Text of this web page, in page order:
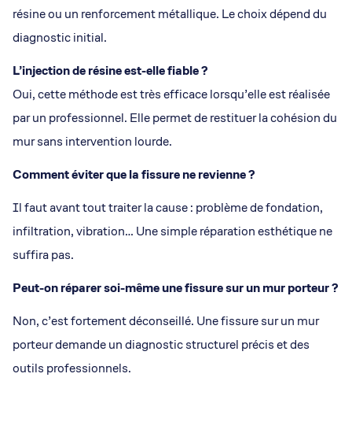
résine ou un renforcement métallique. Le choix dépend du
diagnostic initial.
L’injection de résine est-elle fiable ?
Oui, cette méthode est très efficace lorsqu’elle est réalisée
par un professionnel. Elle permet de restituer la cohésion du
mur sans intervention lourde.
Comment éviter que la fissure ne revienne ?
Il faut avant tout traiter la cause : problème de fondation,
infiltration, vibration… Une simple réparation esthétique ne
suffira pas.
Peut-on réparer soi-même une fissure sur un mur porteur ?
Non, c’est fortement déconseillé. Une fissure sur un mur
porteur demande un diagnostic structurel précis et des
outils professionnels.